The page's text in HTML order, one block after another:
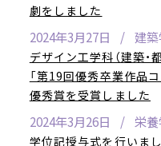
劇をしました
2024年3月27日 建
デザイン工学科（建築
「第19回優秀卒業作品
優秀賞を受賞しました
2024年3月26日 栄
学位記授与式を行いま